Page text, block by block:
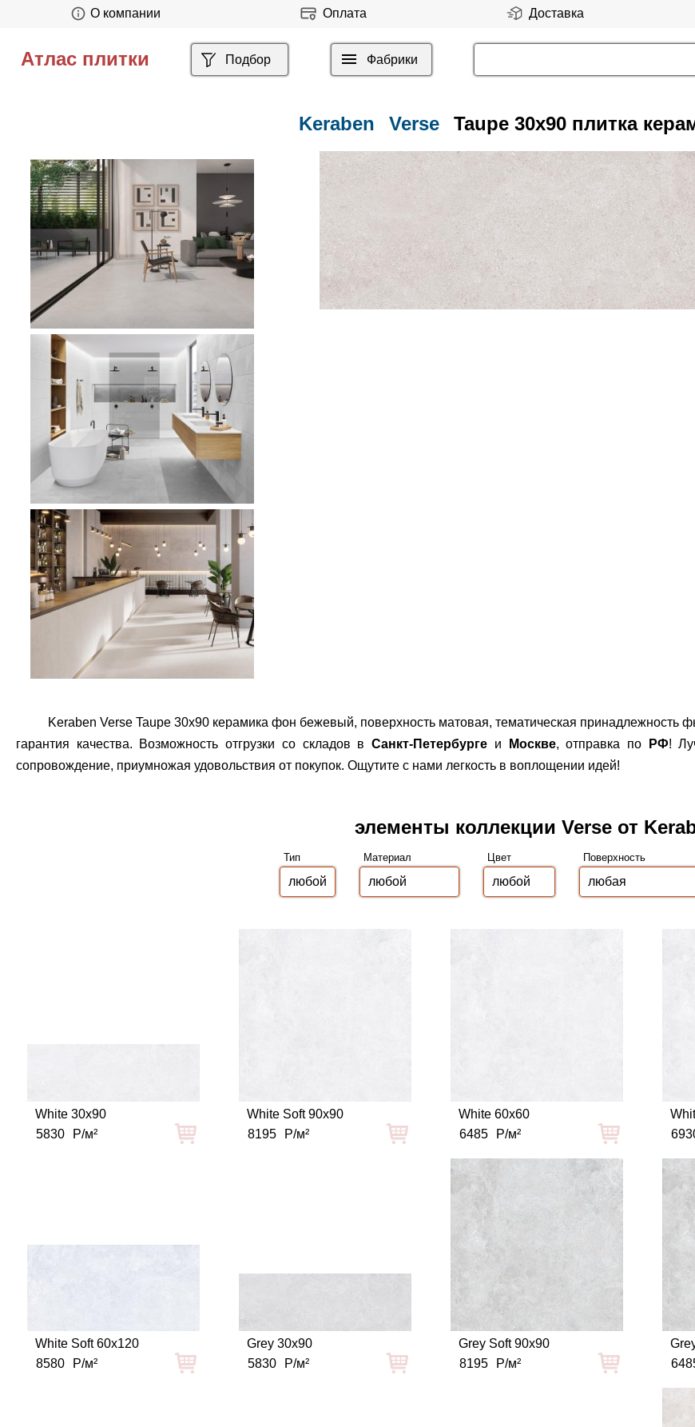
О компании Оплата Доставка
Атлас плитки Подбор Фабрики
Keraben Verse Taupe 30x90 плитка
Keraben Verse Taupe 30x90 керамика фон бежевый, поверхность матовая, тематическая принадлежность
гарантия качества. Возможность отгрузки со складов вСанкт-Петербурге и Москве, отправка по РФ!
сопровождение, приумножая удовольствия от покупок. Ощутите с нами легкость в воплощении идей!
элементы коллекции Verse от
Тип Материал Цвет Поверхность
White 30x90
5830
Р/м²
White Soft 90x90
8195
Р/м²
White 60x60
6485
Р/м²
White Soft 60x120
8580
Р/м²
Grey 30x90
5830
Р/м²
Grey Soft 90x90
8195
Р/м²